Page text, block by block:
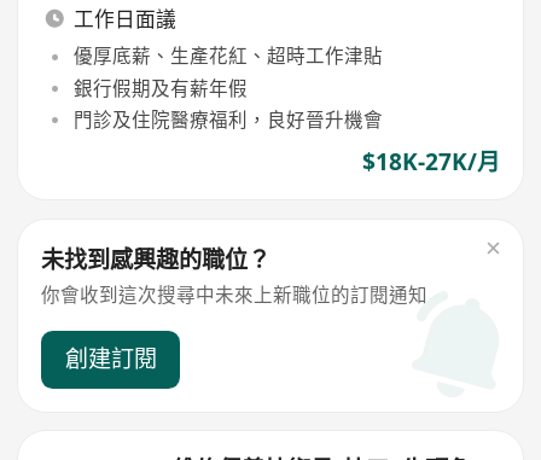
工作日面議
優厚底薪、生產花紅、超時工作津貼
銀行假期及有薪年假
門診及住院醫療福利，良好晉升機會
$18K-27K/月
未找到感興趣的職位？
你會收到這次搜尋中未來上新職位的訂閱通知
創建訂閱